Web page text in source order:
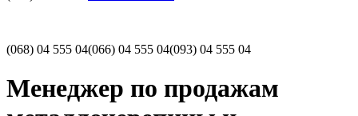
(068) 04 555 04(066) 04 555 04(093) 04 555 04
Менеджер по продажам